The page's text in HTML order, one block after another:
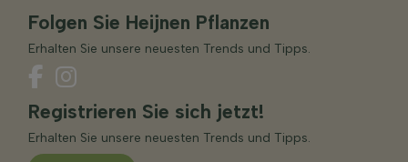
Folgen Sie Heijnen Pflanzen
Erhalten Sie unsere neuesten Trends und Tipps.
Registrieren Sie sich jetzt!
Erhalten Sie unsere neuesten Trends und Tipps.